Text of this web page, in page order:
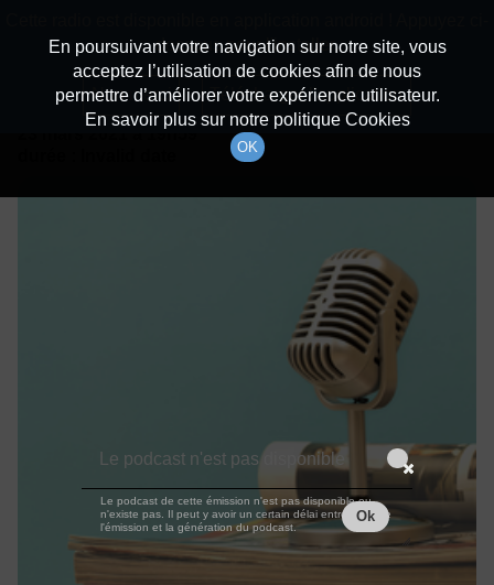
Détails De L'épisode
à 19h59
En poursuivant votre navigation sur notre site, vous
acceptez l’utilisation de cookies afin de nous
permettre d’améliorer votre expérience utilisateur.
En savoir plus sur notre politique Cookies
OK
dessous pour l'installer.
Non merci Télécharger l'application
Le podcast n'est pas disponible
Le podcast de cette émission n'est pas disponible ou
n'existe pas. Il peut y avoir un certain délai entre la fin de
l'émission et la génération du podcast.
Ok